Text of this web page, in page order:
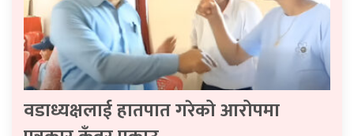
वडाध्यक्षलाई हातपात गरेको आरोपमा